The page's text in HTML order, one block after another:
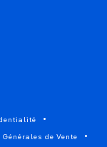
de Vente